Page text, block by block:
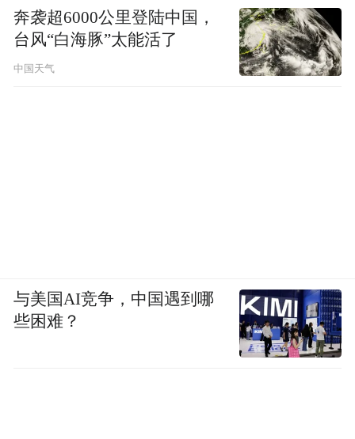
奔袭超6000公里登陆中国，
台风“白海豚”太能活了
中国天气
与美国AI竞争，中国遇到哪
些困难？